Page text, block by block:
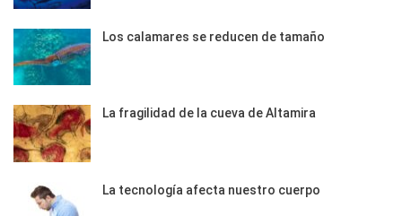
Los calamares se reducen de tamaño
La fragilidad de la cueva de Altamira
La tecnología afecta nuestro cuerpo